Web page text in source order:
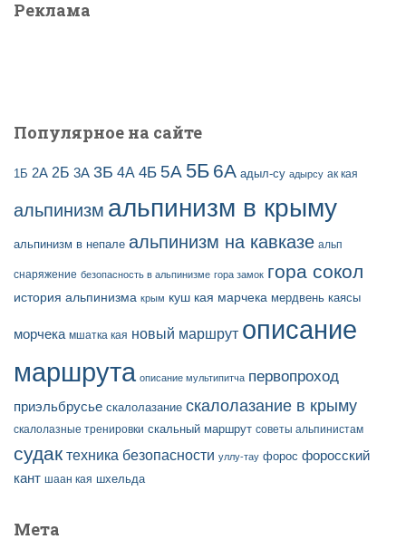
п
:Реклама
Популярное на сайте
1Б 2А 2Б 3А 3Б 4А 4Б 5А 5Б 6А адыл-су адырсу ак кая
альпинизм альпинизм в крыму
альпинизм в непале альпинизм на кавказе альп
снаряжение безопасность в альпинизме гора замок гора сокол
история альпинизма крым куш кая марчека мердвень каясы
морчека мшатка кая новый маршрут описание
маршрута описание мультипитча первопроход
приэльбрусье скалолазание скалолазание в крыму
скалолазные тренировки скальный маршрут советы альпинистам
судак техника безопасности уллу-тау форос форосский
кант шаан кая шхельда
Мета